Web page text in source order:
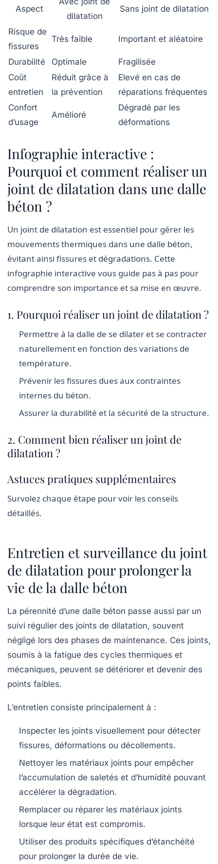
Aspect
dilatation
Sans joint de dilatation
Risque de
fissures
Très faible Important et aléatoire
Durabilité Optimale
Fragilisée
Coût
entretien
Réduit grâce à
la prévention
Elevé en cas de
réparations fréquentes
Confort
d’usage
Amélioré
Dégradé par les
déformations
Infographie interactive :
Pourquoi et comment réaliser un
joint de dilatation dans une dalle
béton ?
Un joint de dilatation est essentiel pour gérer les
mouvements thermiques dans une dalle béton,
évitant ainsi fissures et dégradations. Cette
infographie interactive vous guide pas à pas pour
comprendre son importance et sa mise en œuvre.
1. Pourquoi réaliser un joint de dilatation ?
Permettre à la dalle de se dilater et se contracter
naturellement en fonction des variations de
température.
Prévenir les fissures dues aux contraintes
internes du béton.
Assurer la durabilité et la sécurité de la structure.
2. Comment bien réaliser un joint de
dilatation ?
Astuces pratiques supplémentaires
Survolez chaque étape pour voir les conseils
détaillés.
Entretien et surveillance du joint
de dilatation pour prolonger la
vie de la dalle béton
La pérennité d’une dalle béton passe aussi par un
suivi régulier des joints de dilatation, souvent
négligé lors des phases de maintenance. Ces joints,
soumis à la fatigue des cycles thermiques et
mécaniques, peuvent se détériorer et devenir des
points faibles.
L’entretien consiste principalement à :
Inspecter les joints visuellement pour détecter
fissures, déformations ou décollements.
Nettoyer les matériaux joints pour empêcher
l’accumulation de saletés et d’humidité pouvant
accélérer la dégradation.
Remplacer ou réparer les matériaux joints
lorsque leur état est compromis.
Utiliser des produits spécifiques d’étanchéité
pour prolonger la durée de vie.